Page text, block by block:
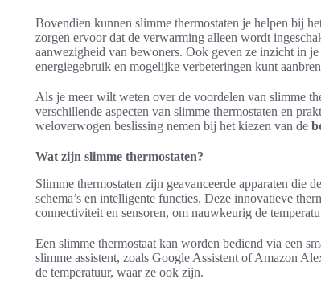
Bovendien kunnen slimme thermostaten je helpen bij
zorgen ervoor dat de verwarming alleen wordt
aanwezigheid van bewoners. Ook geven ze inzicht in
energiegebruik en mogelijke verbeteringen kunt
Als je meer wilt weten over de voordelen van slimme
verschillende aspecten van slimme thermostaten en
weloverwogen beslissing nemen bij het kiezen van de
Wat zijn slimme thermostaten?
Slimme thermostaten zijn geavanceerde apparaten die
schema’s en intelligente functies. Deze innovatieve
connectiviteit en sensoren, om nauwkeurig de
Een slimme thermostaat kan worden bediend via een
slimme assistent, zoals Google Assistent of Amazon
de temperatuur, waar ze ook zijn.